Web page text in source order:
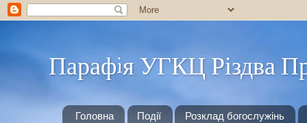
Парафiя УГКЦ Різдва
Головна Події
Розклад богослужінь